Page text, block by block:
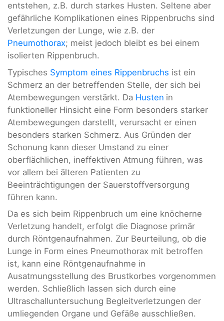
entstehen, z.B. durch starkes Husten. Seltene aber
gefährliche Komplikationen eines Rippenbruchs sind
Verletzungen der Lunge, wie z.B. der
Pneumothorax; meist jedoch bleibt es bei einem
isolierten Rippenbruch.
Typisches Symptom eines Rippenbruchs ist ein
Schmerz an der betreffenden Stelle, der sich bei
Atembewegungen verstärkt. Da Husten in
funktioneller Hinsicht eine Form besonders starker
Atembewegungen darstellt, verursacht er einen
besonders starken Schmerz. Aus Gründen der
Schonung kann dieser Umstand zu einer
oberflächlichen, ineffektiven Atmung führen, was
vor allem bei älteren Patienten zu
Beeinträchtigungen der Sauerstoffversorgung
führen kann.
Da es sich beim Rippenbruch um eine knöcherne
Verletzung handelt, erfolgt die Diagnose primär
durch Röntgenaufnahmen. Zur Beurteilung, ob die
Lunge in Form eines Pneumothorax mit betroffen
ist, kann eine Röntgenaufnahme in
Ausatmungsstellung des Brustkorbes vorgenommen
werden. Schließlich lassen sich durch eine
Ultraschalluntersuchung Begleitverletzungen der
umliegenden Organe und Gefäße ausschließen.